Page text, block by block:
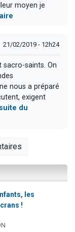
moyen je
21/02/2019 - 12h24
sacro-saints. On
nous a préparé
exigent
du
les
!